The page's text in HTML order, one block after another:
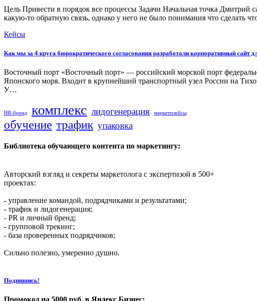
Цель Привести в порядок все процессы Задачи Начальная точка Дмитрий
какую-то обратную связь, однако у него не было понимания что сделать
Кейсы
Как мы за 4 круга бюрократического согласования разработали корпоративный сайт
Восточный порт «Восточный порт» — российский морской порт
Японского моря. Входит в крупнейший транспортный узел России на
У…
HR-бренд комплекс лидогенерация маркетплейсы
обучение трафик упаковка
Библиотека обучающего контента по маркетингу:
Авторский взгляд и секреты маркетолога с экспертизой в 500+
проектах:
- управление командой, подрядчиками и результатами;
- трафик и лидогенерация;
- PR и личный бренд;
- групповой трекинг;
- база проверенных подрядчиков;
Сильно полезно, умеренно душно.
Подпишись!
Промокод на 5000 руб. в Яндекс Бизнес: